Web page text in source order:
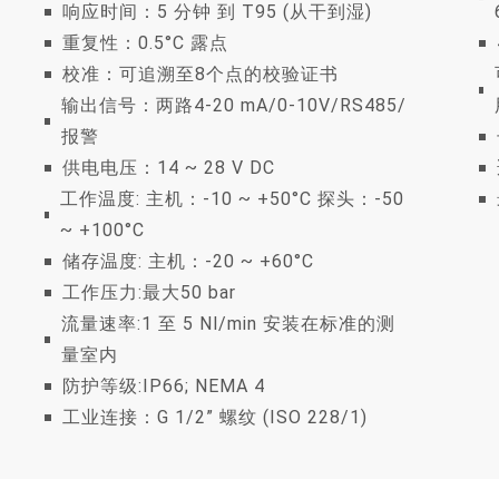
响应时间：5 分钟 到 T95 (从干到湿)
重复性：0.5°C 露点
校准：可追溯至8个点的校验证书
输出信号：两路4-20 mA/0-10V/RS485/
报警
供电电压：14 ~ 28 V DC
工作温度: 主机：-10 ~ +50°C 探头：-50
~ +100°C
储存温度: 主机：-20 ~ +60°C
工作压力:最大50 bar
流量速率:1 至 5 Nl/min 安装在标准的测
量室内
防护等级:IP66; NEMA 4
工业连接：G 1/2” 螺纹 (ISO 228/1)